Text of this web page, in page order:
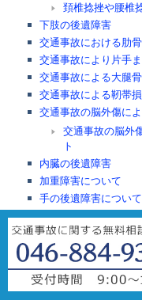
頚椎捻挫や腰椎
下肢の後遺障害
交通事故における肋
交通事故により片手
交通事故による大腿
交通事故による靭帯
交通事故の脳外傷に
交通事故の脳外
ト
内臓の後遺障害
加重障害について
手の後遺障害について
眼の後遺障害について
腰の外傷
足指の後遺障害につ
非器質性精神障害の後
頭部外傷の後遺障害